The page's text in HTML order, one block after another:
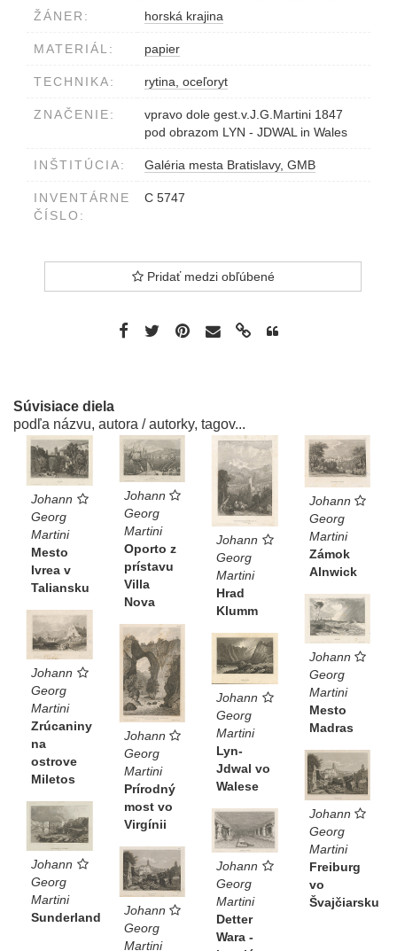
ŽÁNER: horská krajina
MATERIÁL: papier
TECHNIKA: rytina, oceľoryt
ZNAČENIE:
vpravo dole gest.v.J.G.Martini 1847
pod obrazom LYN - JDWAL in Wales
INŠTITÚCIA: Galéria mesta Bratislavy, GMB
INVENTÁRNE
ČÍSLO:
C 5747
Pridať medzi obľúbené
Súvisiace diela
podľa názvu, autora / autorky, tagov...
Johann
Georg
Martini
Mesto
Ivrea v
Taliansku
Johann
Georg
Martini
Oporto z
prístavu
Villa
Nova
Johann
Georg
Martini
Hrad
Klumm
Johann
Georg
Martini
Zámok
Alnwick
Johann
Georg
Martini
Mesto
Madras
Johann
Georg
Martini
Zrúcaniny
na
ostrove
Miletos
Johann
Georg
Martini
Prírodný
most vo
Virgínii
Johann
Georg
Martini
Lyn-
Jdwal vo
Walese
Johann
Georg
Martini
Freiburg
vo
Švajčiarsku
Johann
Georg
Martini
Sunderland
Johann
Georg
Martini
Detter
Wara -
Johann
Georg
Martini